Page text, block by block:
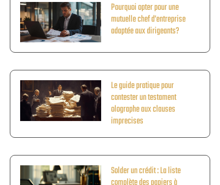
Pourquoi opter pour une
mutuelle chef d’entreprise
adaptée aux dirigeants?
Le guide pratique pour
contester un testament
olographe aux clauses
imprecises
Solder un crédit : La liste